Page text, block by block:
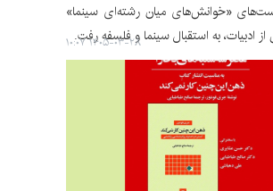
«خوانش‌های میان رشته‌ای سینما»
ادبیات، به استقبال سینما و فلسفه رفت.
۱۴۰۵-۰۳-۲۸ ۱۰:۰۷